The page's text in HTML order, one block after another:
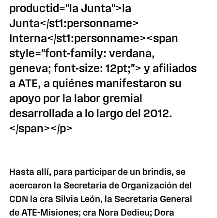
productid="la Junta">la
Junta</st1:personname>
Interna</st1:personname><span
style="font-family: verdana,
geneva; font-size: 12pt;"> y afiliados
a ATE, a quiénes manifestaron su
apoyo por la labor gremial
desarrollada a lo largo del 2012.
</span></p>
Hasta allí, para participar de un brindis, se
acercaron la Secretaria de Organización del
CDN la cra Silvia León, la Secretaria General
de ATE-Misiones; cra Nora Dedieu; Dora